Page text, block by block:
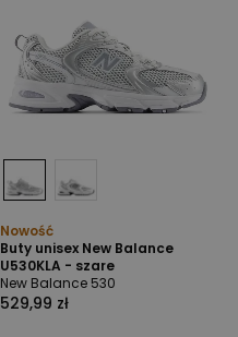
Nowość
Buty unisex New Balance
U530KLA - szare
New Balance 530
529,99 zł